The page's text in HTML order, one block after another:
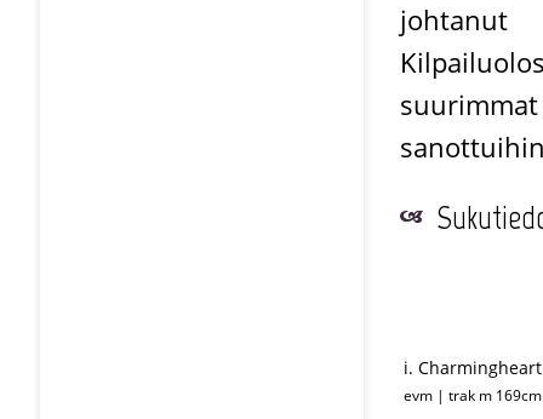
johtanut
i. Charmingheart
evm | trak m 169cm